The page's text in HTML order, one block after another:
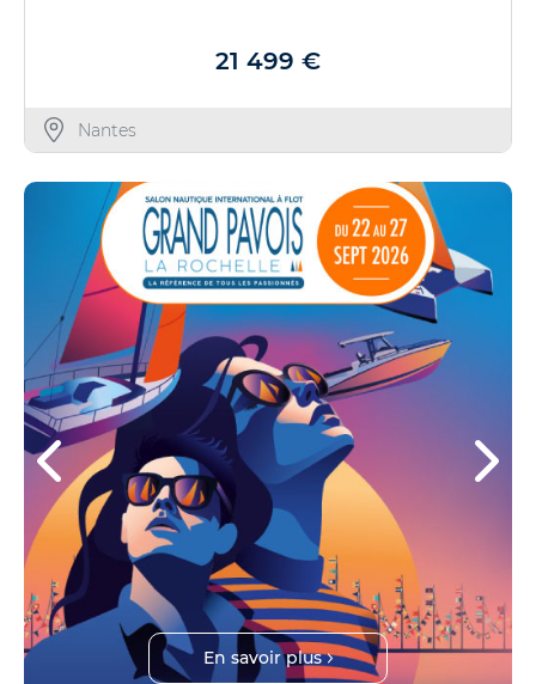
21 499 €
Nantes
En savoir plus